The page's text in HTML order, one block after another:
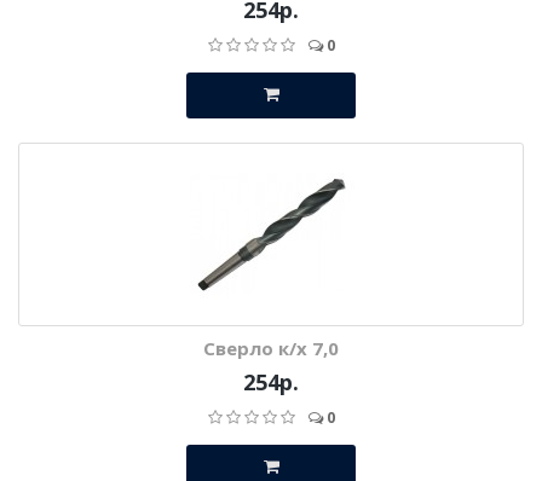
254р.
0
Сверло к/х 7,0
254р.
0